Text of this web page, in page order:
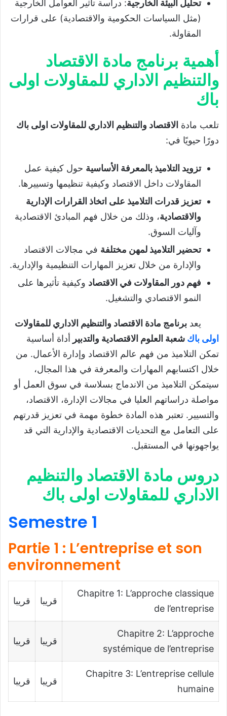
تحليل البيئة الخارجية: دراسة تأثير العوامل الخارجية
(مثل السياسات الحكومية والاقتصادية) على قرارات
المقاولة.
أهمية برنامج مادة الاقتصاد
والتنظيم الاداري للمقاولات اولى
باك
تلعب مادة الاقتصاد والتنظيم الاداري للمقاولات اولى باك
دورًا حيويًا في:
تزويد التلاميذ بالمعرفة الأساسية حول كيفية عمل
المقاولات داخل الاقتصاد وكيفية تنظيمها وتسييرها.
تعزيز قدرات التلاميذ على اتخاذ القرارات الإدارية
والاقتصادية، وذلك من خلال فهم المبادئ الاقتصادية
وآليات السوق.
تحضير التلاميذ لمهن مختلفة في مجالات الاقتصاد
والإدارة من خلال تعزيز المهارات التنظيمية والإدارية.
فهم دور المقاولات في الاقتصاد وكيفية تأثيرها على
النمو الاقتصادي والتشغيل.
يعد برنامج مادة الاقتصاد والتنظيم الاداري للمقاولات
اولى باك شعبة العلوم الاقتصادية والتدبير أداة أساسية
تمكن التلاميذ من فهم عالم الاقتصاد وإدارة الأعمال. من
خلال اكتسابهم المهارات والمعرفة في هذا المجال،
سيتمكن التلاميذ من الاندماج بسلاسة في سوق العمل أو
مواصلة دراساتهم العليا في مجالات الإدارة، الاقتصاد،
والتسيير. تعتبر هذه المادة خطوة مهمة في تعزيز قدرتهم
على التعامل مع التحديات الاقتصادية والإدارية التي قد
يواجهونها في المستقبل.
دروس مادة الاقتصاد والتنظيم
الاداري للمقاولات اولى باك
Semestre 1
Partie 1 : L’entreprise et son
environnement
Chapitre 1: L’approche classique
de l’entreprise
قريبا قريبا
Chapitre 2: L’approche
systémique de l’entreprise
قريبا قريبا
Chapitre 3: L’entreprise cellule
humaine
قريبا قريبا